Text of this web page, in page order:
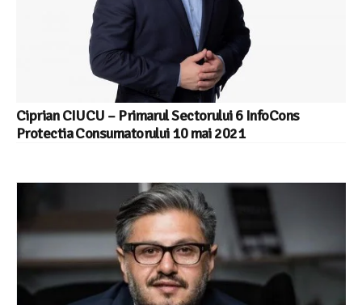
Ciprian CIUCU – Primarul Sectorului 6 InfoCons
Protectia Consumatorului 10 mai 2021